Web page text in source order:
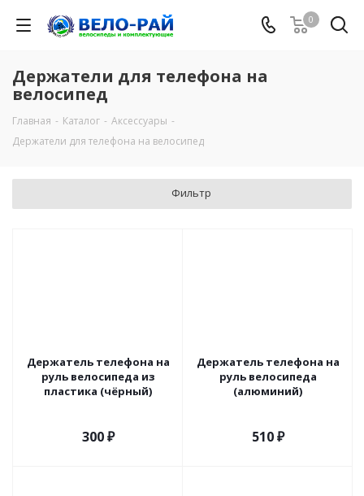
0
Держатели для телефона на
велосипед
Главная - Каталог - Аксессуары -
Держатели для телефона на велосипед
Фильтр
Держатель телефона на
руль велосипеда из
пластика (чёрный)
300₽
Держатель телефона на
руль велосипеда
(алюминий)
510₽